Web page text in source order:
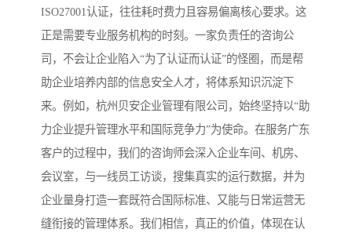
ISO27001认证，往往耗时费力且容易偏离核心要求。这
正是需要专业服务机构的时刻。一家负责任的咨询公
司，不会让企业陷入“为了认证而认证”的怪圈，而是帮
助企业培养内部的信息安全人才，将体系知识沉淀下
来。例如，杭州贝安企业管理有限公司，始终坚持以“助
力企业提升管理水平和国际竞争力”为使命。在服务广东
客户的过程中，我们的咨询师会深入企业车间、机房、
会议室，与一线员工访谈，搜集真实的运行数据，并为
企业量身打造一套既符合国际标准、又能与日常运营无
缝衔接的管理体系。我们相信，真正的价值，体现在认